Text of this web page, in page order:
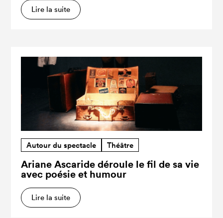
Lire la suite
Autour du spectacle Théâtre
Ariane Ascaride déroule le fil de sa vie
avec poésie et humour
Lire la suite